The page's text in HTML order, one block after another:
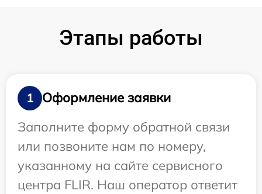
Этапы работы
1
Оформление заявки
Заполните форму обратной связи
или позвоните нам по номеру,
указанному на сайте сервисного
центра FLIR. Наш оператор ответит